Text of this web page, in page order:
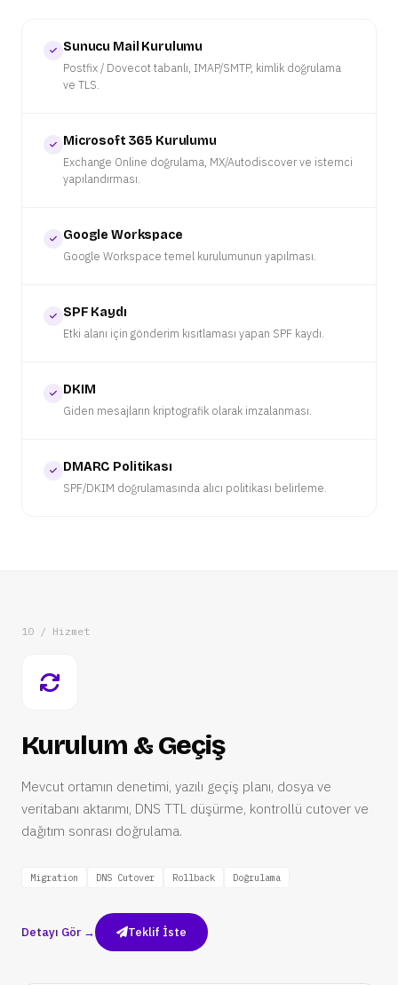
Sunucu Mail Kurulumu
Postfix / Dovecot tabanlı, IMAP/SMTP, kimlik doğrulama
ve TLS.
Microsoft 365 Kurulumu
Exchange Online doğrulama, MX/Autodiscover ve istemci
yapılandırması.
Google Workspace
Google Workspace temel kurulumunun yapılması.
SPF Kaydı
Etki alanı için gönderim kısıtlaması yapan SPF kaydı.
DKIM
Giden mesajların kriptografik olarak imzalanması.
DMARC Politikası
SPF/DKIM doğrulamasında alıcı politikası belirleme.
10 / Hizmet
Kurulum & Geçiş
Mevcut ortamın denetimi, yazılı geçiş planı, dosya ve
veritabanı aktarımı, DNS TTL düşürme, kontrollü cutover ve
dağıtım sonrası doğrulama.
Migration DNS Cutover Rollback Doğrulama
Detayı Gör → Teklif İste